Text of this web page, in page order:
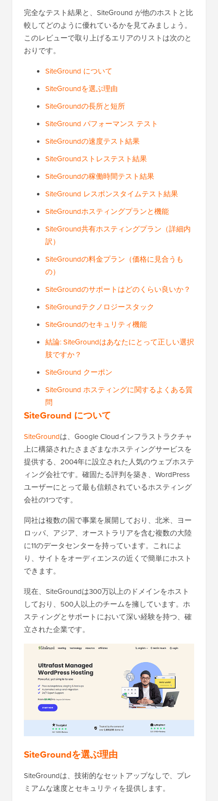
完全なテスト結果と、SiteGround が他のホストと比
較してどのように優れているかを見てみましょう。
このレビューで取り上げるエリアのリストは次のと
おりです。
SiteGround について
SiteGroundを選ぶ理由
SiteGroundの長所と短所
SiteGround パフォーマンス テスト
SiteGroundの速度テスト結果
SiteGroundストレステスト結果
SiteGroundの稼働時間テスト結果
SiteGround レスポンスタイムテスト結果
SiteGroundホスティングプランと機能
SiteGround共有ホスティングプラン（詳細内
訳）
SiteGroundの料金プラン（価格に見合うも
の）
SiteGroundのサポートはどのくらい良いか？
SiteGroundテクノロジースタック
SiteGroundのセキュリティ機能
結論: SiteGroundはあなたにとって正しい選択
肢ですか？
SiteGround クーポン
SiteGround ホスティングに関するよくある質
問
SiteGround について
SiteGroundは、Google Cloudインフラストラクチャ
上に構築されたさまざまなホスティングサービスを
提供する、2004年に設立された人気のウェブホステ
ィング会社です。確固たる評判を築き、WordPress
ユーザーにとって最も信頼されているホスティング
会社の1つです。
同社は複数の国で事業を展開しており、北米、ヨー
ロッパ、アジア、オーストラリアを含む複数の大陸
に11のデータセンターを持っています。これによ
り、サイトをオーディエンスの近くで簡単にホスト
できます。
現在、SiteGroundは300万以上のドメインをホスト
しており、500人以上のチームを擁しています。ホ
スティングとサポートにおいて深い経験を持つ、確
立された企業です。
SiteGroundを選ぶ理由
SiteGroundは、技術的なセットアップなしで、プレ
ミアムな速度とセキュリティを提供します。